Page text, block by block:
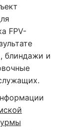
FPV-
блиндажи и